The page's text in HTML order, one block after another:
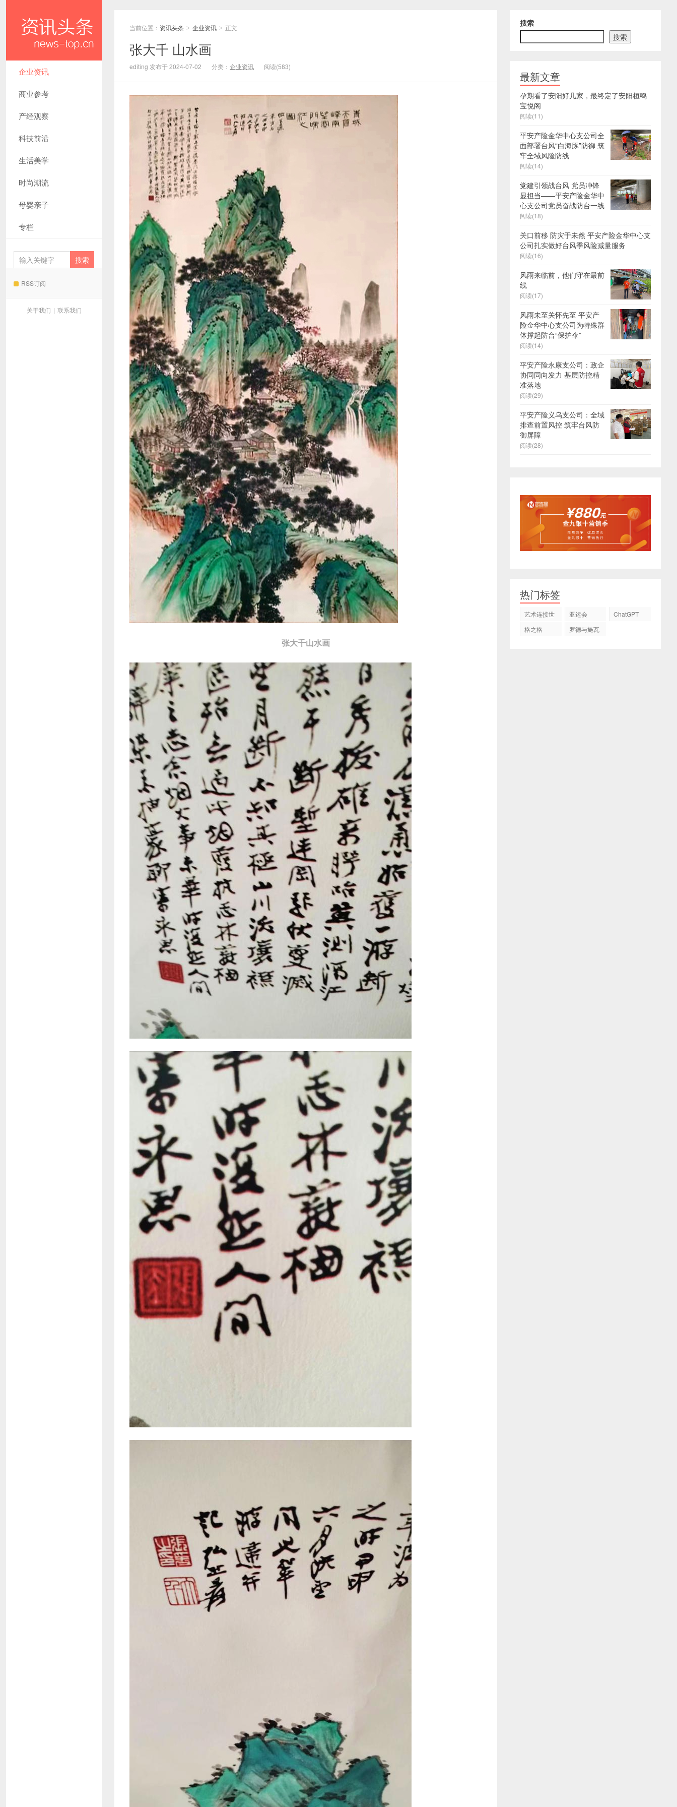
企业资讯
商业参考
产经观察
科技前沿
生活美学
时尚潮流
母婴亲子
专栏
RSS订阅
关于我们 | 联系我们
当前位置： 资讯头条 > 企业资讯 > 正文
张大千 山水画
editing 发布于 2024-07-02 分类： 企业资讯 阅读(583)
张大千山水画
搜索
搜索
最新文章
孕期看了安阳好几家，最终定了安阳桓鸣
宝悦阁
阅读(11)
平安产险金华中心支公司全
面部署台风“白海豚”防御 筑
牢全域风险防线
阅读(14)
党建引领战台风 党员冲锋
显担当——平安产险金华中
心支公司党员奋战防台一线
阅读(18)
关口前移 防灾于未然 平安产险金华中心支
公司扎实做好台风季风险减量服务
阅读(16)
风雨来临前，他们守在最前
线
阅读(17)
风雨未至关怀先至 平安产
险金华中心支公司为特殊群
体撑起防台“保护伞”
阅读(14)
平安产险永康支公司：政企
协同同向发力 基层防控精
准落地
阅读(29)
平安产险义乌支公司：全域
排查前置风控 筑牢台风防
御屏障
阅读(28)
热门标签
艺术连接世
亚运会
ChatGPT
格之格
罗德与施瓦